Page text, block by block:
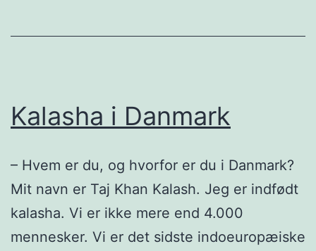
Kalasha i Danmark
– Hvem er du, og hvorfor er du i Danmark?
Mit navn er Taj Khan Kalash. Jeg er indfødt
kalasha. Vi er ikke mere end 4.000
mennesker. Vi er det sidste indoeuropæiske